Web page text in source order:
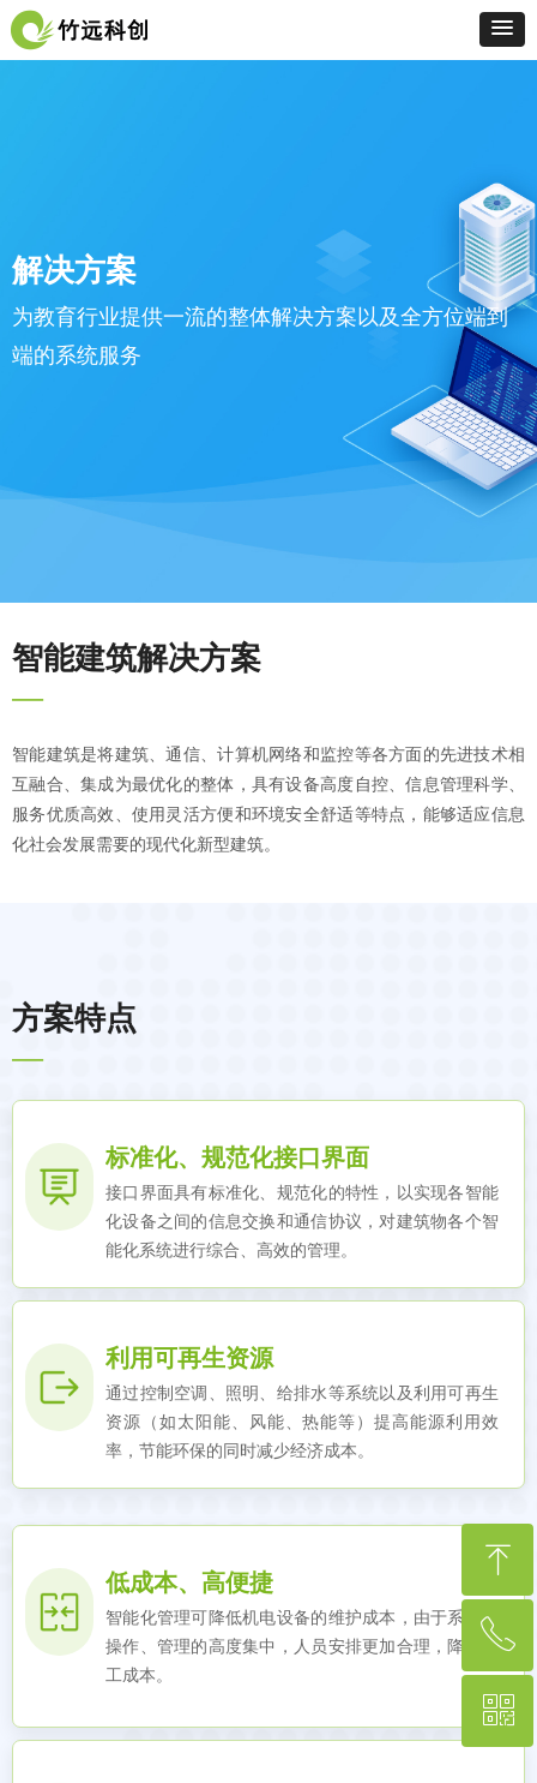
智能建筑解决方案
—
智能建筑是将建筑、通信、计算机网络和监控等各方面的先进技术相
互融合、集成为最优化的整体，具有设备高度自控、信息管理科学、
服务优质高效、使用灵活方便和环境安全舒适等特点，能够适应信息
化社会发展需要的现代化新型建筑。
标准化、规范化接口界面
接口界面具有标准化、规范化的特性，以实现各智能
化设备之间的信息交换和通信协议，对建筑物各个智
能化系统进行综合、高效的管理。
方案特点
—
利用可再生资源
通过控制空调、照明、给排水等系统以及利用可再生
资源（如太阳能、风能、热能等）提高能源利用效
率，节能环保的同时减少经济成本。
低成本、高便捷
智能化管理可降低机电设备的维护成本，由于系统的
操作、管理的高度集中，人员安排更加合理，降低人
工成本。
解决方案
为教育行业提供一流的整体解决方案以及全方位端到
端的系统服务
ꁸ
回到顶部
ꂅ
010-62667577
ꀥ